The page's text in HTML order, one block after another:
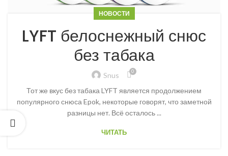
НОВОСТИ
LYFT белоснежный снюс
без табака
Snus 0
Тот же вкус без табака LYFT является продолжением
популярного снюса Epok, некоторые говорят, что заметной
разницы нет. Всё осталось ...
ЧИТАТЬ